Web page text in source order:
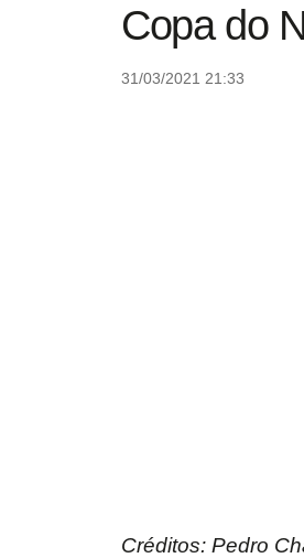
Copa do
31/03/2021 21:33
Créditos: Pedro